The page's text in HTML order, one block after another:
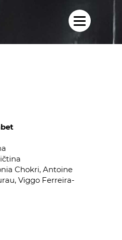
Chokri, Antoine
Viggo Ferreira-